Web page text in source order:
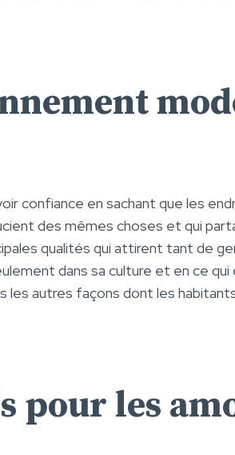
confiance en sachant que les
des mêmes choses et qui
qualités qui attirent tant de
dans sa culture et en ce
les autres façons dont les
pour les